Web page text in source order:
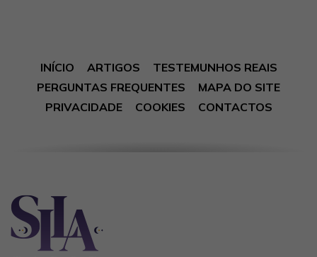
INÍCIO ARTIGOS
TESTEMUNHOS REAIS
PERGUNTAS FREQUENTES
MAPA DO SITE
PRIVACIDADE
COOKIES CONTACTOS